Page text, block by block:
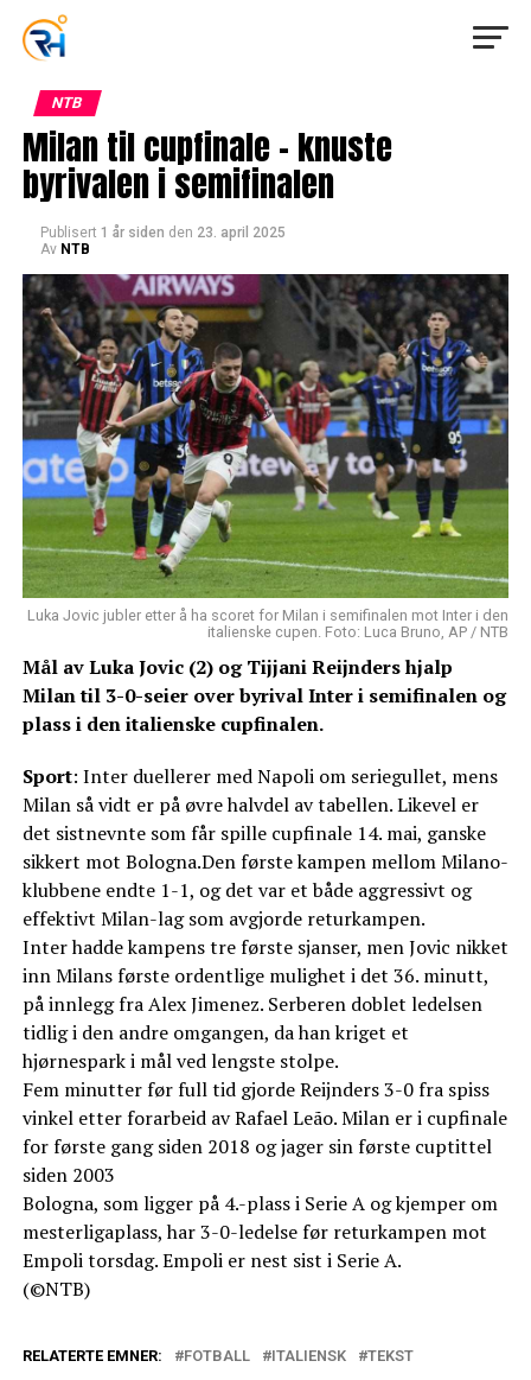
NTB
Milan til cupfinale – knuste
byrivalen i semifinalen
Publisert 1 år siden den 23. april 2025
Av NTB
Luka Jovic jubler etter å ha scoret for Milan i semifinalen mot Inter i den
italienske cupen. Foto: Luca Bruno, AP / NTB
Mål av Luka Jovic (2) og Tijjani Reijnders hjalp
Milan til 3-0-seier over byrival Inter i semifinalen og
plass i den italienske cupfinalen.
Sport: Inter duellerer med Napoli om seriegullet, mens
Milan så vidt er på øvre halvdel av tabellen. Likevel er
det sistnevnte som får spille cupfinale 14. mai, ganske
sikkert mot Bologna.Den første kampen mellom Milano-
klubbene endte 1-1, og det var et både aggressivt og
effektivt Milan-lag som avgjorde returkampen.
Inter hadde kampens tre første sjanser, men Jovic nikket
inn Milans første ordentlige mulighet i det 36. minutt,
på innlegg fra Alex Jimenez. Serberen doblet ledelsen
tidlig i den andre omgangen, da han kriget et
hjørnespark i mål ved lengste stolpe.
Fem minutter før full tid gjorde Reijnders 3-0 fra spiss
vinkel etter forarbeid av Rafael Leão. Milan er i cupfinale
for første gang siden 2018 og jager sin første cuptittel
siden 2003
Bologna, som ligger på 4.-plass i Serie A og kjemper om
mesterligaplass, har 3-0-ledelse før returkampen mot
Empoli torsdag. Empoli er nest sist i Serie A.
(©NTB)
RELATERTE EMNER: FOTBALL ITALIENSK TEKST